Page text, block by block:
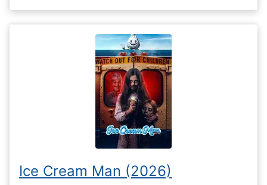
Ice Cream Man (2026)